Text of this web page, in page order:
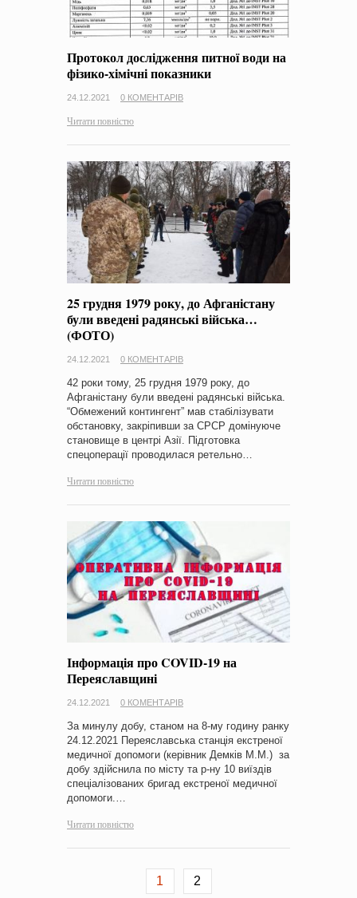
Протокол дослідження питної води на
фізико-хімічні показники
24.12.2021 0 КОМЕНТАРІВ
Читати повністю
25 грудня 1979 року, до Афганістану
були введені радянські війська…
(ФОТО)
24.12.2021 0 КОМЕНТАРІВ
42 роки тому, 25 грудня 1979 року, до
Афганістану були введені радянські війська.
“Обмежений контингент” мав стабілізувати
обстановку, закріпивши за СРСР домінуюче
становище в центрі Азії. Підготовка
спецоперації проводилася ретельно…
Читати повністю
Інформація про COVID-19 на
Переяславщині
24.12.2021 0 КОМЕНТАРІВ
За минулу добу, станом на 8-му годину ранку
24.12.2021 Переяславська станція екстреної
медичної допомоги (керівник Демків М.М.) за
добу здійснила по місту та р-ну 10 виїздів
спеціалізованих бригад екстреної медичної
допомоги.…
Читати повністю
1 2